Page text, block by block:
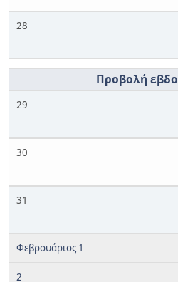
28
29
30
31
Φεβρουάριος 1
2